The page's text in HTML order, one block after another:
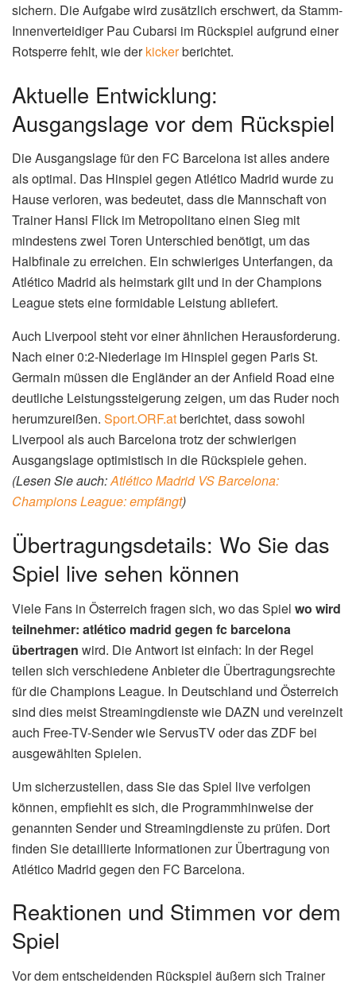
sichern. Die Aufgabe wird zusätzlich erschwert, da Stamm-
Innenverteidiger Pau Cubarsi im Rückspiel aufgrund einer
Rotsperre fehlt, wie derkickerberichtet.
Aktuelle Entwicklung:
Ausgangslage vor dem Rückspiel
Die Ausgangslage für den FC Barcelona ist alles andere
als optimal. Das Hinspiel gegen Atlético Madrid wurde zu
Hause verloren, was bedeutet, dass die Mannschaft von
Trainer Hansi Flick im Metropolitano einen Sieg mit
mindestens zwei Toren Unterschied benötigt, um das
Halbfinale zu erreichen. Ein schwieriges Unterfangen, da
Atlético Madrid als heimstark gilt und in der Champions
League stets eine formidable Leistung abliefert.
Auch Liverpool steht vor einer ähnlichen Herausforderung.
Nach einer 0:2-Niederlage im Hinspiel gegen Paris St.
Germain müssen die Engländer an der Anfield Road eine
deutliche Leistungssteigerung zeigen, um das Ruder noch
herumzureißen. Sport.ORF.atberichtet, dass sowohl
Liverpool als auch Barcelona trotz der schwierigen
Ausgangslage optimistisch in die Rückspiele gehen.
(Lesen Sie auch:Atlético Madrid VS Barcelona:
Champions League: empfängt)
Übertragungsdetails: Wo Sie das
Spiel live sehen können
Viele Fans in Österreich fragen sich, wo das Spiel wo wird
teilnehmer: atlético madrid gegen fc barcelona
übertragen wird. Die Antwort ist einfach: In der Regel
teilen sich verschiedene Anbieter die Übertragungsrechte
für die Champions League. In Deutschland und Österreich
sind dies meist Streamingdienste wie DAZN und vereinzelt
auch Free-TV-Sender wie ServusTV oder das ZDF bei
ausgewählten Spielen.
Um sicherzustellen, dass Sie das Spiel live verfolgen
können, empfiehlt es sich, die Programmhinweise der
genannten Sender und Streamingdienste zu prüfen. Dort
finden Sie detaillierte Informationen zur Übertragung von
Atlético Madrid gegen den FC Barcelona.
Reaktionen und Stimmen vor dem
Spiel
Vor dem entscheidenden Rückspiel äußern sich Trainer